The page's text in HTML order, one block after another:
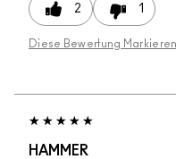
2 1
Diese Bewertung Markieren
HAMMER